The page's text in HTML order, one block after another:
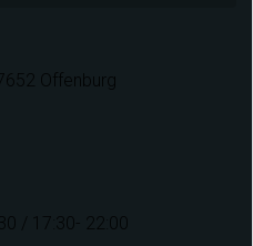
Offenburg
/ 17:30- 22:00